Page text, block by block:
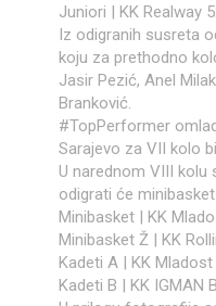
Juniori | KK Realway
Iz odigranih susreta
koju za prethodno
Jasir Pezić, Anel
Branković.
#TopPerformer
Sarajevo za VII kolo
U narednom VIII kolu
odigrati će
Minibasket | KK
Minibasket Ž | KK
Kadeti A | KK
Kadeti B | KK IGMAN